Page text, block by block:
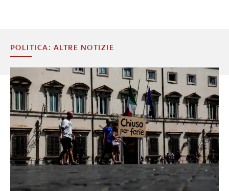
POLITICA: ALTRE NOTIZIE